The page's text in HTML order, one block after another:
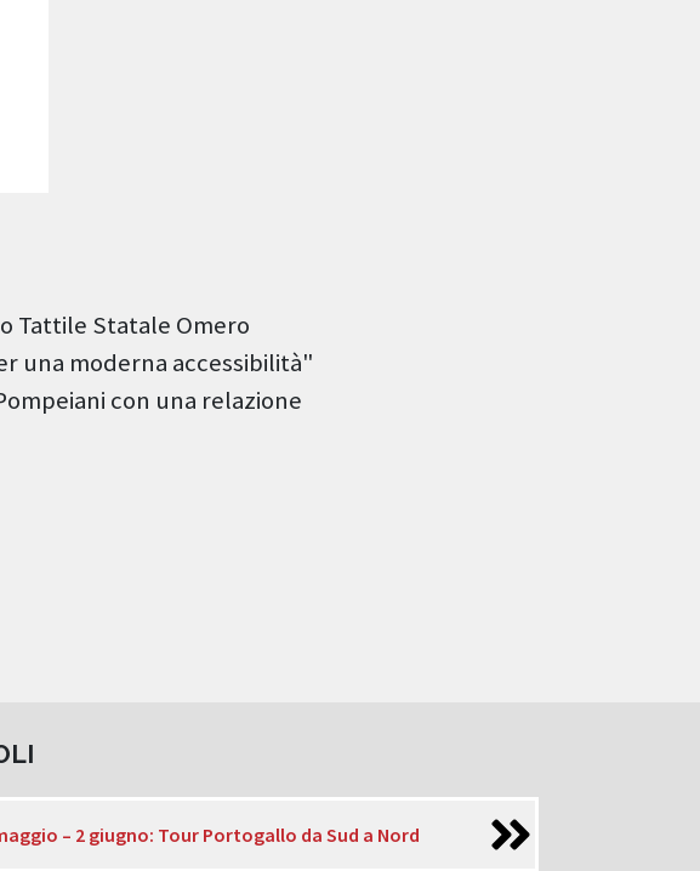
Tattile Statale Omero
una moderna accessibilità"
con una relazione
– 2 giugno: Tour Portogallo da Sud a Nord